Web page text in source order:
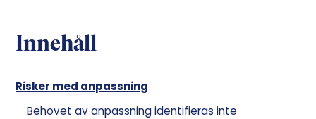
Innehåll
Risker med anpassning
Behovet av anpassning identifieras inte